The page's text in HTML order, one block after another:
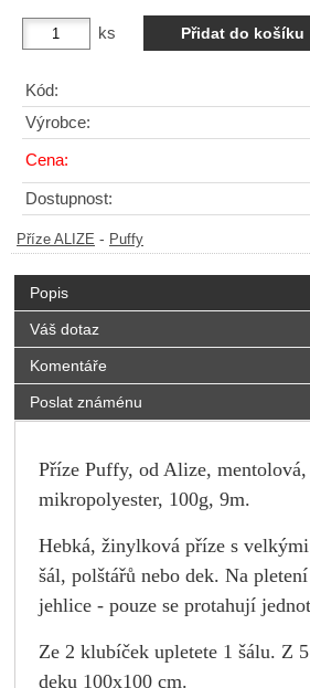
ks
Kód:
Výrobce:
Cena:
Dostupnost:
Příze ALIZE - Puffy
Popis
Váš dotaz
Komentáře
Poslat známénu
Příze Puffy, od Alize,
mikropolyester, 100g, 9m.
Hebká, žinylková příze s
šál, polštářů nebo dek. Na
jehlice - pouze se protahují
Ze 2 klubíček upletete 1 šálu. Z
deku 100x100 cm.